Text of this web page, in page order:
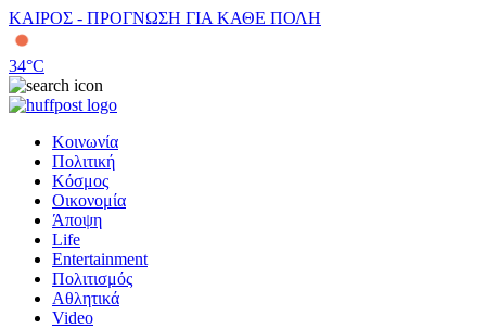
ΚΑΙΡΟΣ - ΠΡΟΓΝΩΣΗ ΓΙΑ ΚΑΘΕ ΠΟΛΗ
34°C
Κοινωνία
Πολιτική
Κόσμος
Οικονομία
Άποψη
Life
Entertainment
Πολιτισμός
Αθλητικά
Video